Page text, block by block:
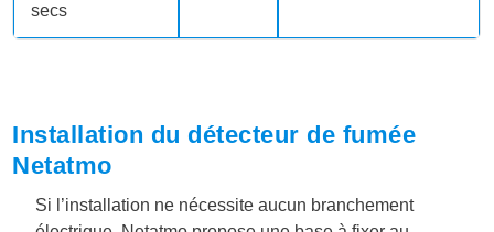
secs
Installation du détecteur de fumée
Netatmo
Si l’installation ne nécessite aucun branchement